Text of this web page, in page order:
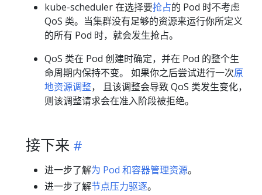
kube-scheduler 在选择要抢占的 Pod 时不考虑
QoS 类。当集群没有足够的资源来运行你所定义
的所有 Pod 时，就会发生抢占。
QoS 类在 Pod 创建时确定，并在 Pod 的整个生
命周期内保持不变。 如果你之后尝试进行一次原
地资源调整， 且该调整会导致 QoS 类发生变化，
则该调整请求会在准入阶段被拒绝。
接下来
进一步了解为 Pod 和容器管理资源。
进一步了解节点压力驱逐。